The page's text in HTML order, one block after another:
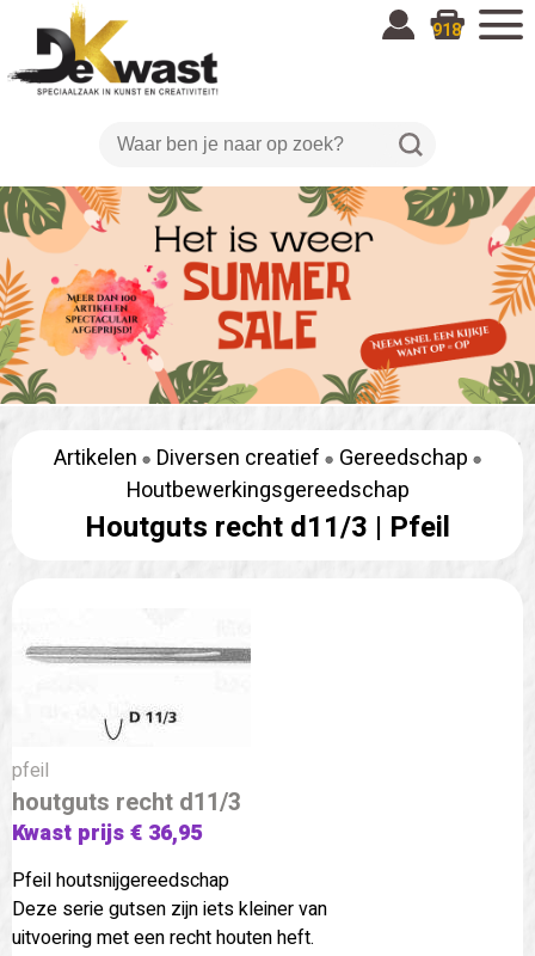
918
Artikelen Diversen creatief
Gereedschap
Houtbewerkingsgereedschap
Houtguts recht d11/3 | Pfeil
pfeil
houtguts recht d11/3
Kwast prijs € 36,95
Pfeil houtsnijgereedschap
Deze serie gutsen zijn iets kleiner van
uitvoering met een recht houten heft.